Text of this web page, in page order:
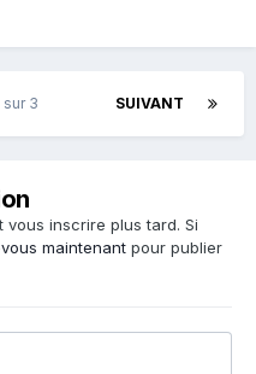
SUIVANT
sur 3
vous inscrire plus tard. Si
maintenant pour publier